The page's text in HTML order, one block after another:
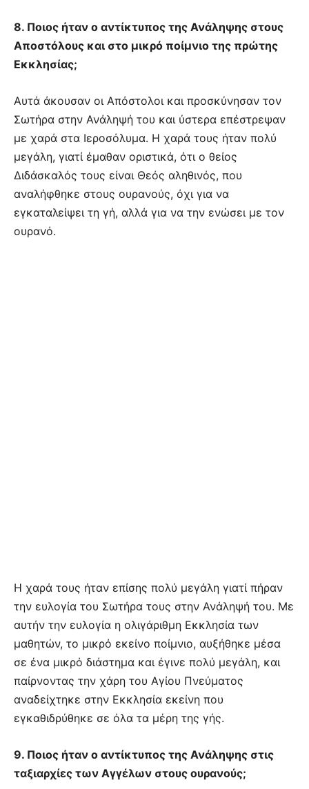
8. Ποιος ήταν ο αντίκτυπος της Ανάληψης στους
Αποστόλους και στο μικρό ποίμνιο της πρώτης
Εκκλησίας;
Αυτά άκουσαν οι Απόστολοι και προσκύνησαν τον
Σωτήρα στην Ανάληψή του και ύστερα επέστρεψαν
με χαρά στα Ιεροσόλυμα. Η χαρά τους ήταν πολύ
μεγάλη, γιατί έμαθαν οριστικά, ότι ο θείος
Διδάσκαλός τους είναι Θεός αληθινός, που
αναλήφθηκε στους ουρανούς, όχι για να
εγκαταλείψει τη γή, αλλά για να την ενώσει με τον
ουρανό.
Η χαρά τους ήταν επίσης πολύ μεγάλη γιατί πήραν
την ευλογία του Σωτήρα τους στην Ανάληψή του. Με
αυτήν την ευλογία η ολιγάριθμη Εκκλησία των
μαθητών, το μικρό εκείνο ποίμνιο, αυξήθηκε μέσα
σε ένα μικρό διάστημα και έγινε πολύ μεγάλη, και
παίρνοντας την χάρη του Αγίου Πνεύματος
αναδείχτηκε στην Εκκλησία εκείνη που
εγκαθιδρύθηκε σε όλα τα μέρη της γής.
9. Ποιος ήταν ο αντίκτυπος της Ανάληψης στις
ταξιαρχίες των Αγγέλων στους ουρανούς;